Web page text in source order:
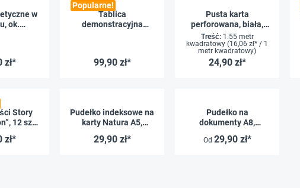
w
ok.
zł*
Popularne!
Tablica
demonstracyjna
99,90 zł*
Pusta karta
perforowana, biała,
100 arkuszy
Treść: 1.55 metr
kwadratowy (16,06 zł* / 1
metr kwadratowy)
24,90 zł*
Story
12 szt.
zł*
Pudełko indeksowe na
karty Natura A5,
29,90 zł*
Pudełko na
dokumenty A8,
Od 29,90 zł*